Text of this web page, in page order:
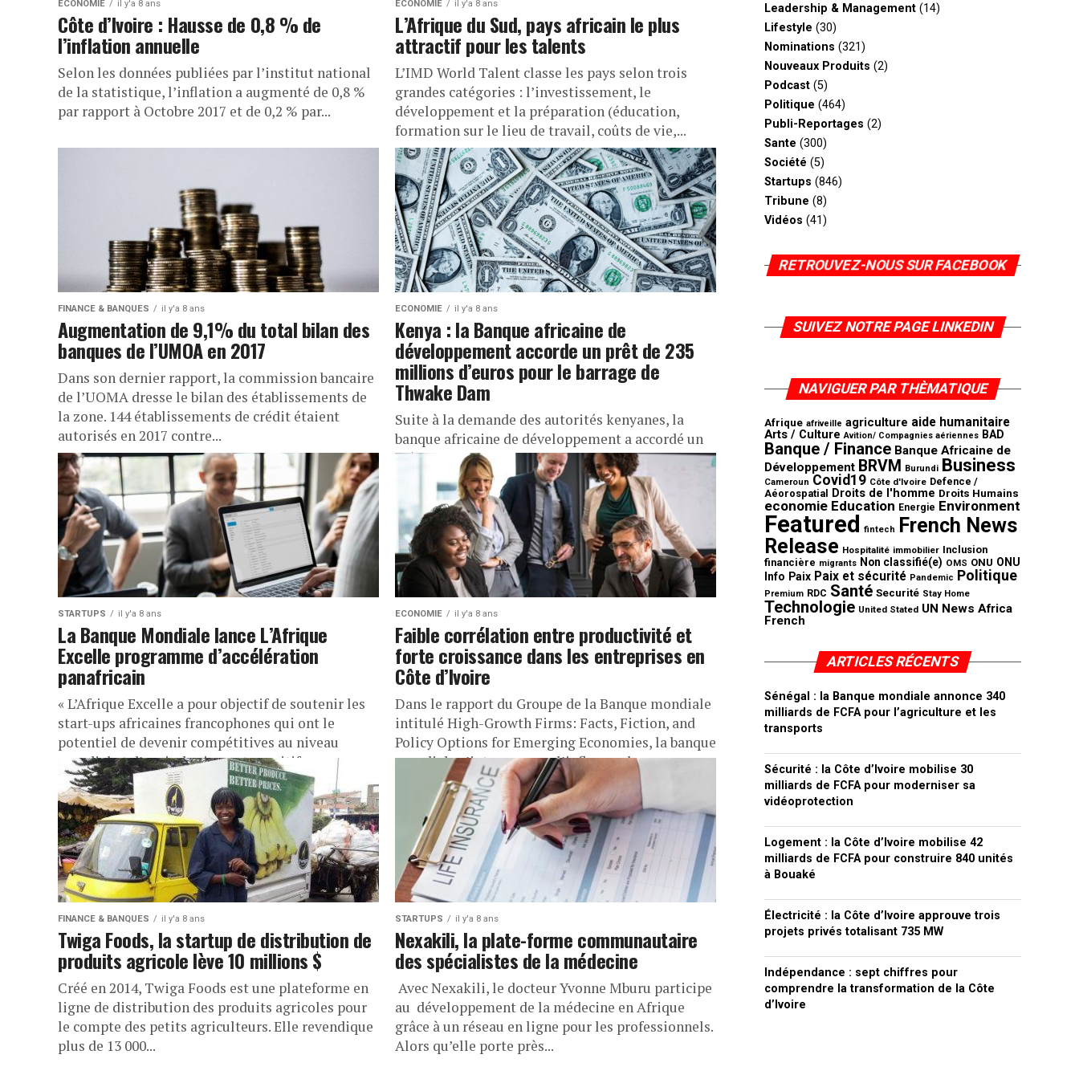
ECONOMIE il y'a 8 ans
Côte d’Ivoire : Hausse de 0,8 % de
l’inflation annuelle
Selon les données publiées par l’institut national
de la statistique, l’inflation a augmenté de 0,8 %
par rapport à Octobre 2017 et de 0,2 % par...
ECONOMIE il y'a 8 ans
L’Afrique du Sud, pays africain le plus
attractif pour les talents
L’IMD World Talent classe les pays selon trois
grandes catégories : l’investissement, le
développement et la préparation (éducation,
formation sur le lieu de travail, coûts de vie,...
FINANCE & BANQUES il y'a 8 ans
Augmentation de 9,1% du total bilan des
banques de l’UMOA en 2017
Dans son dernier rapport, la commission bancaire
de l’UOMA dresse le bilan des établissements de
la zone. 144 établissements de crédit étaient
autorisés en 2017 contre...
ECONOMIE il y'a 8 ans
Kenya : la Banque africaine de
développement accorde un prêt de 235
millions d’euros pour le barrage de
Thwake Dam
Suite à la demande des autorités kenyanes, la
banque africaine de développement a accordé un
prêt de 235,7 millions d’euros soit 154,563
milliards FCFA. Cette aide...
STARTUPS il y'a 8 ans
La Banque Mondiale lance L’Afrique
Excelle programme d’accélération
panafricain
« L’Afrique Excelle a pour objectif de soutenir les
start-ups africaines francophones qui ont le
potentiel de devenir compétitives au niveau
mondial et d’avoir des impacts positifs...
ECONOMIE il y'a 8 ans
Faible corrélation entre productivité et
forte croissance dans les entreprises en
Côte d’Ivoire
Dans le rapport du Groupe de la Banque mondiale
intitulé High-Growth Firms: Facts, Fiction, and
Policy Options for Emerging Economies, la banque
mondiale s’interroge sur l’influence les...
FINANCE & BANQUES il y'a 8 ans
Twiga Foods, la startup de distribution de
produits agricole lève 10 millions $
Créé en 2014, Twiga Foods est une plateforme en
ligne de distribution des produits agricoles pour
le compte des petits agriculteurs. Elle revendique
plus de 13 000...
STARTUPS il y'a 8 ans
Nexakili, la plate-forme communautaire
des spécialistes de la médecine
Avec Nexakili, le docteur Yvonne Mburu participe
au développement de la médecine en Afrique
grâce à un réseau en ligne pour les professionnels.
Alors qu’elle porte près...
Leadership & Management (14)
Lifestyle (30)
Nominations (321)
Nouveaux Produits (2)
Podcast (5)
Politique (464)
Publi-Reportages (2)
Sante (300)
Société (5)
Startups (846)
Tribune (8)
Vidéos (41)
RETROUVEZ-NOUS SUR FACEBOOK
SUIVEZ NOTRE PAGE LINKEDIN
NAVIGUER PAR THÈMATIQUE
Afrique afriveille agriculture aide humanitaire
Arts / Culture Avition/ Compagnies aériennes BAD
Banque / Finance Banque Africaine de
Développement BRVM Burundi Business
Cameroun Covid19 Côte d'Ivoire Defence /
Aéorospatial Droits de l'homme Droits Humains
economie Education Energie Environment
Featured fintech
French News
Release Hospitalité immobilier Inclusion
financière migrants Non classifié(e) OMS ONU ONU
Info Paix Paix et sécurité Pandemic Politique
Premium RDC Santé Securité Stay Home
Technologie United Stated UN News Africa
French
ARTICLES RÉCENTS
Sénégal : la Banque mondiale annonce 340
milliards de FCFA pour l’agriculture et les
transports
Sécurité : la Côte d’Ivoire mobilise 30
milliards de FCFA pour moderniser sa
vidéoprotection
Logement : la Côte d’Ivoire mobilise 42
milliards de FCFA pour construire 840 unités
à Bouaké
Électricité : la Côte d’Ivoire approuve trois
projets privés totalisant 735 MW
Indépendance : sept chiffres pour
comprendre la transformation de la Côte
d’Ivoire